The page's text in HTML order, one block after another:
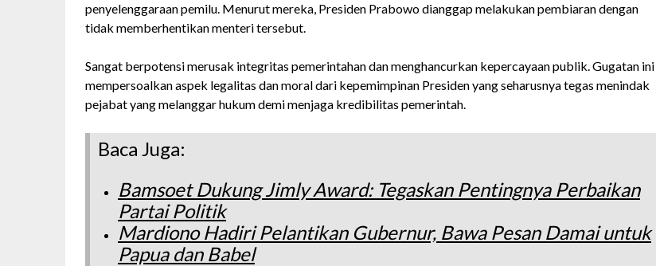
penyelenggaraan pemilu. Menurut mereka, Presiden Prabowo dianggap melakukan pembiaran dengan
tidak memberhentikan menteri tersebut.
Sangat berpotensi merusak integritas pemerintahan dan menghancurkan kepercayaan publik. Gugatan ini
mempersoalkan aspek legalitas dan moral dari kepemimpinan Presiden yang seharusnya tegas menindak
pejabat yang melanggar hukum demi menjaga kredibilitas pemerintah.
Baca Juga:
Bamsoet Dukung Jimly Award: Tegaskan Pentingnya Perbaikan
Partai Politik
Mardiono Hadiri Pelantikan Gubernur, Bawa Pesan Damai untuk
Papua dan Babel